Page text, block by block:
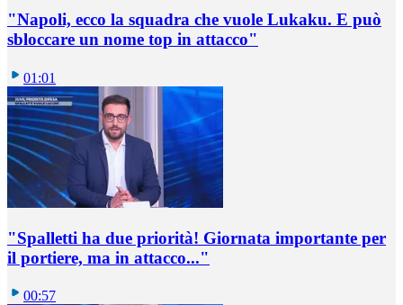
"Napoli, ecco la squadra che vuole Lukaku. E può
sbloccare un nome top in attacco"
01:01
"Spalletti ha due priorità! Giornata importante per
il portiere, ma in attacco..."
00:57